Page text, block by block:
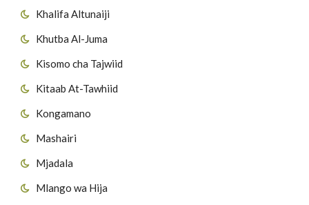
Khalifa Altunaiji
Khutba Al-Juma
Kisomo cha Tajwiid
Kitaab At-Tawhiid
Kongamano
Mashairi
Mjadala
Mlango wa Hija